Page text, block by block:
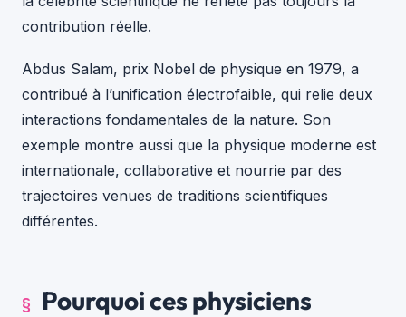
contribution réelle.
Abdus Salam, prix Nobel de physique en 1979, a
contribué à l’unification électrofaible, qui relie deux
interactions fondamentales de la nature. Son
exemple montre aussi que la physique moderne est
internationale, collaborative et nourrie par des
trajectoires venues de traditions scientifiques
différentes.
Pourquoi ces physiciens